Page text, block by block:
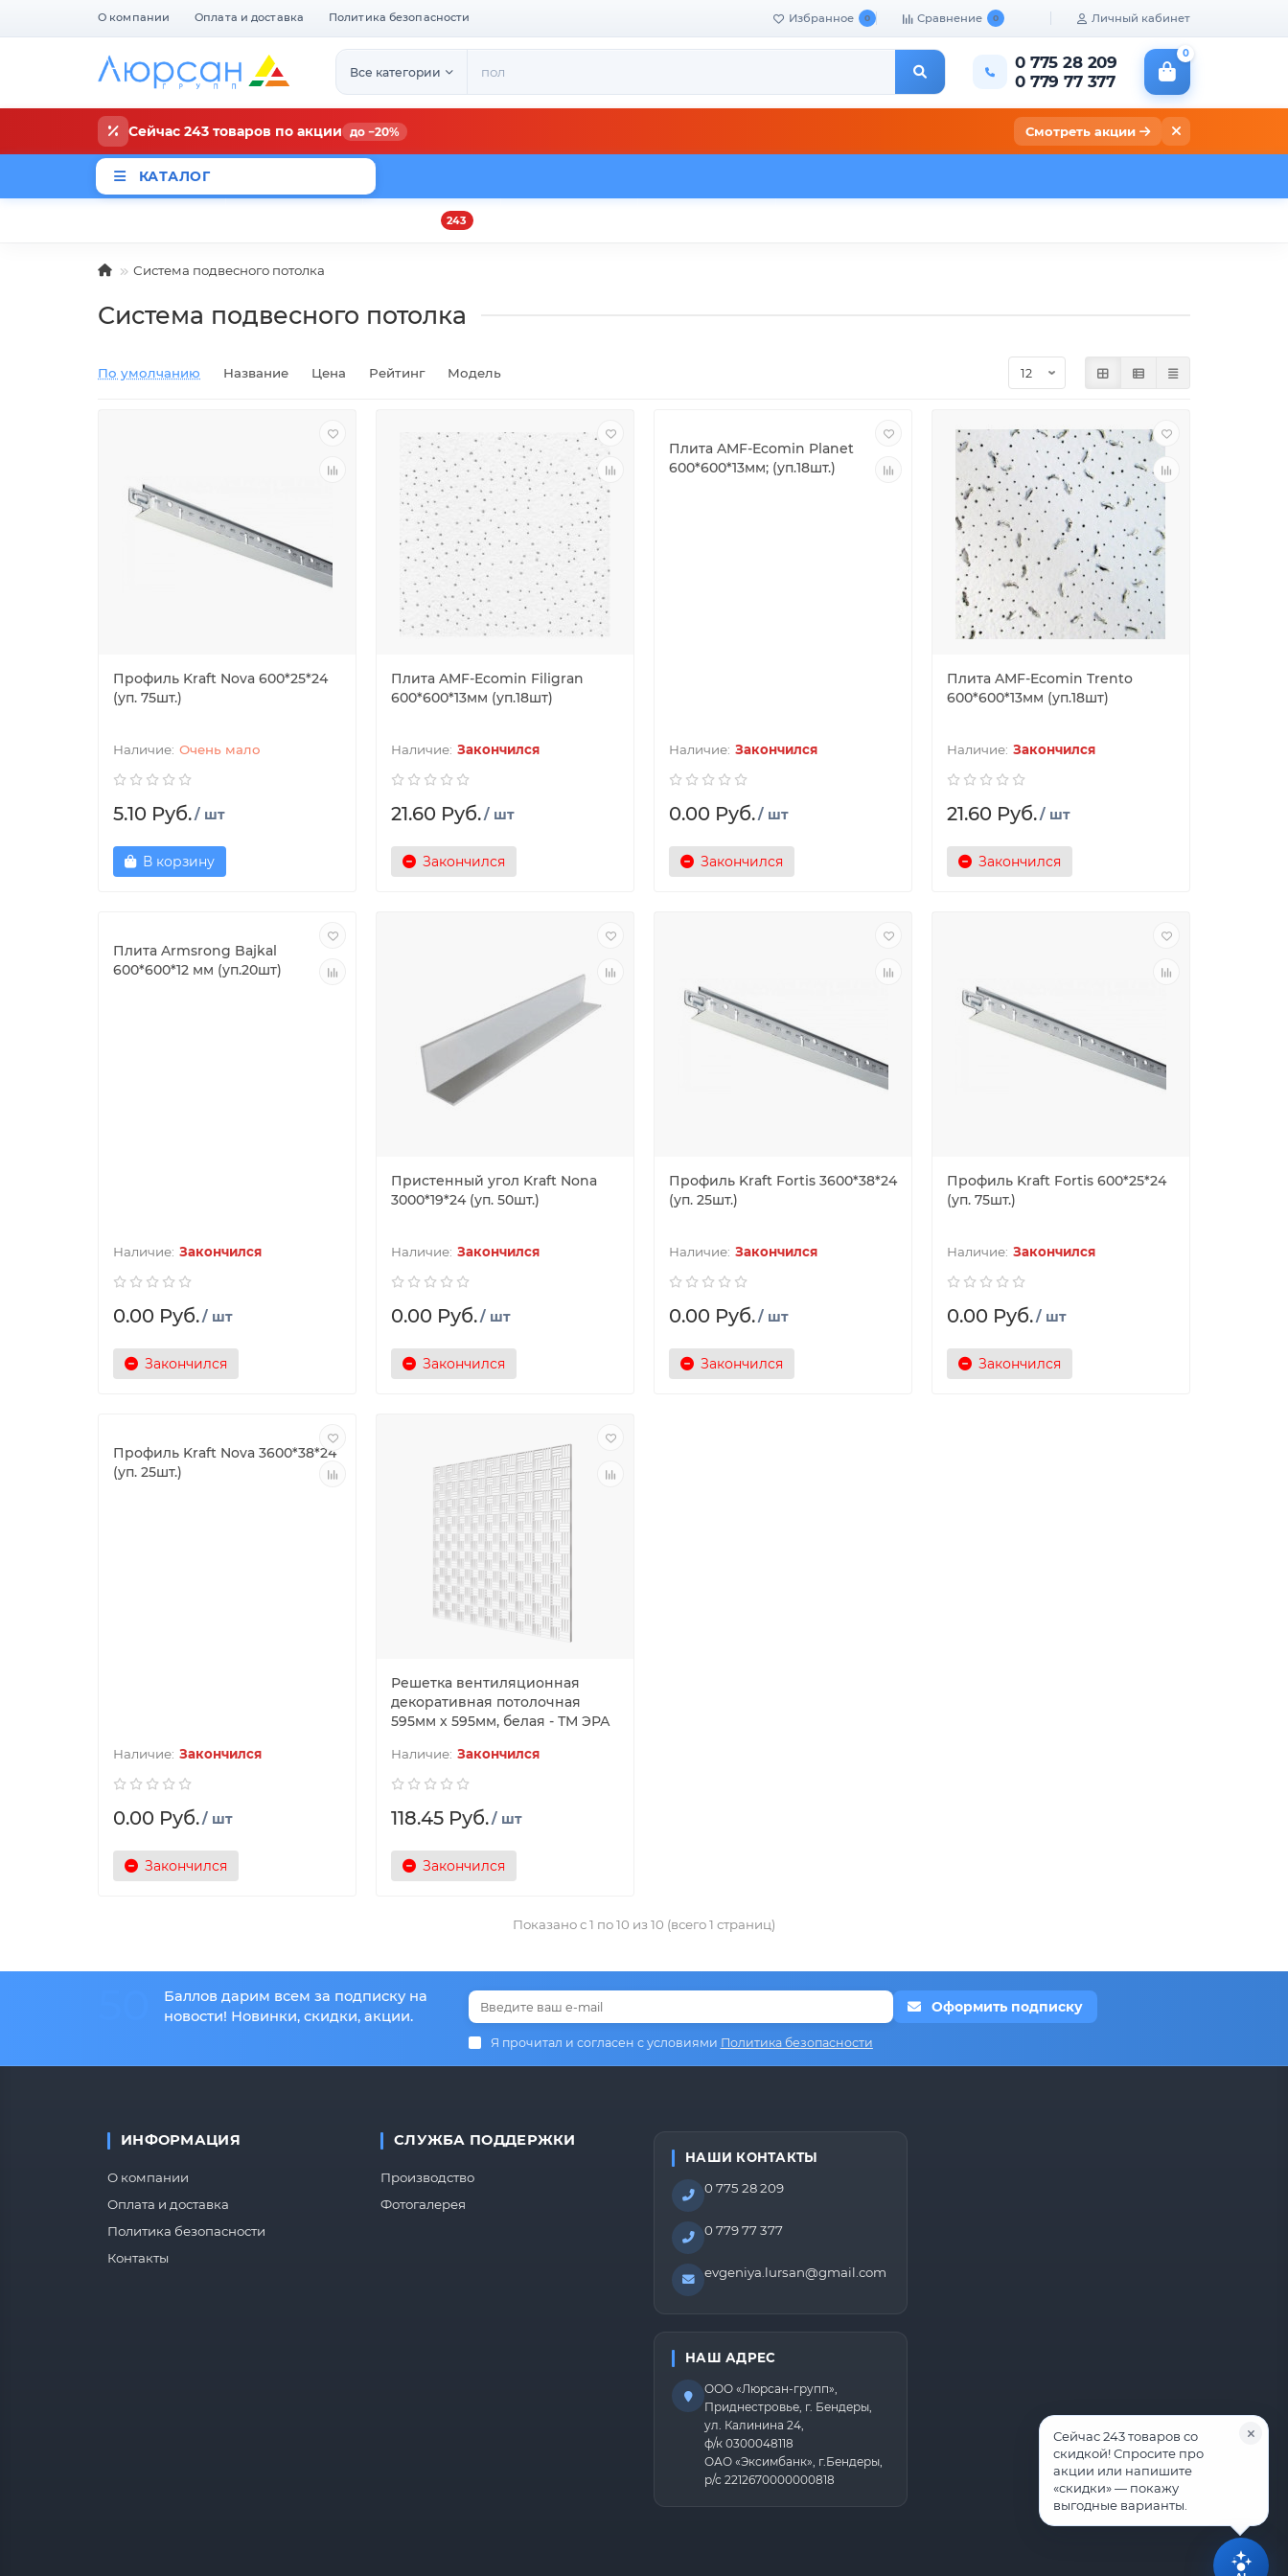
О компании Оплата и доставка Политика безопасности Избранное 0 Сравнение 0 Личный кабинет
Все категории
0 775 28 209
0 779 77 377
0
Сейчас 243 товаров по акции до −20% Смотреть акции
КАТАЛОГ
243
Система подвесного потолка
Система подвесного потолка
По умолчанию Название Цена Рейтинг Модель
Профиль Kraft Nova 600*25*24
(уп. 75шт.)
Очень мало
5.10 Руб./ шт
В корзину
Плита AMF-Ecomin Filigran
600*600*13мм (уп.18шт)
Закончился
21.60 Руб./ шт
Закончился
Плита AMF-Ecomin Planet
600*600*13мм; (уп.18шт.)
Закончился
0.00 Руб./ шт
Закончился
Плита AMF-Ecomin Trento
600*600*13мм (уп.18шт)
Закончился
21.60 Руб./ шт
Закончился
Плита Armsrong Bajkal
600*600*12 мм (уп.20шт)
Закончился
0.00 Руб./ шт
Закончился
Пристенный угол Kraft Nona
3000*19*24 (уп. 50шт.)
Закончился
0.00 Руб./ шт
Закончился
Профиль Kraft Fortis 3600*38*24
(уп. 25шт.)
Закончился
0.00 Руб./ шт
Закончился
Профиль Kraft Fortis 600*25*24
(уп. 75шт.)
Закончился
0.00 Руб./ шт
Закончился
Профиль Kraft Nova 3600*38*24
(уп. 25шт.)
Закончился
0.00 Руб./ шт
Закончился
Решетка вентиляционная
декоративная потолочная
595мм х 595мм, белая - ТМ ЭРА
Закончился
118.45 Руб./ шт
Закончился
Показано с 1 по 10 из 10 (всего 1 страниц)
Баллов дарим всем за подписку на
новости! Новинки, скидки, акции.
Оформить подписку
Я прочитал и согласен с условиями Политика безопасности
ИНФОРМАЦИЯ
О компании
Оплата и доставка
Политика безопасности
Контакты
СЛУЖБА ПОДДЕРЖКИ
Производство
Фотогалерея
НАШИ КОНТАКТЫ
0 775 28 209
0 779 77 377
evgeniya.lursan@gmail.com
НАШ АДРЕС
ООО «Люрсан-групп»,
Приднестровье, г. Бендеры,
ул. Калинина 24,
ф/к 0300048118
ОАО «Эксимбанк», г.Бендеры,
р/с 2212670000000818
Сейчас 243 товаров со
скидкой! Спросите про
акции или напишите
«скидки» — покажу
выгодные варианты.